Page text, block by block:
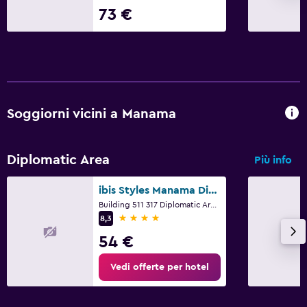
73 €
Soggiorni vicini a Manama
Diplomatic Area Più info
ibis Styles Manama Diplomatic Area
Building 511 317 Diplomatic Area Road, Manama
8,3
4 stelle
54 €
Vedi offerte per hotel